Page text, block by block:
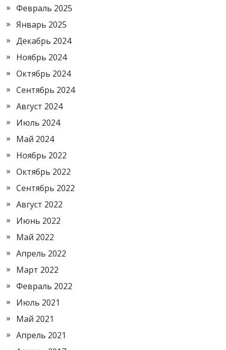
Февраль 2025
Январь 2025
Декабрь 2024
Ноябрь 2024
Октябрь 2024
Сентябрь 2024
Август 2024
Июль 2024
Май 2024
Ноябрь 2022
Октябрь 2022
Сентябрь 2022
Август 2022
Июнь 2022
Май 2022
Апрель 2022
Март 2022
Февраль 2022
Июль 2021
Май 2021
Апрель 2021